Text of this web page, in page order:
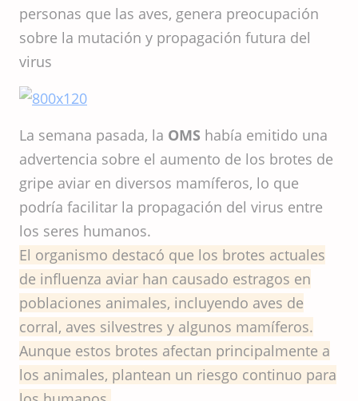
personas que las aves, genera preocupación
sobre la mutación y propagación futura del
virus
La semana pasada, la OMS había emitido una
advertencia sobre el aumento de los brotes de
gripe aviar en diversos mamíferos, lo que
podría facilitar la propagación del virus entre
los seres humanos.
El organismo destacó que los brotes actuales
de influenza aviar han causado estragos en
poblaciones animales, incluyendo aves de
corral, aves silvestres y algunos mamíferos.
Aunque estos brotes afectan principalmente a
los animales, plantean un riesgo continuo para